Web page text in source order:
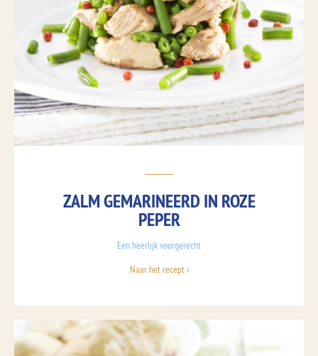
ZALM GEMARINEERD IN ROZE
PEPER
Een heerlijk voorgerecht
Naar het recept ›